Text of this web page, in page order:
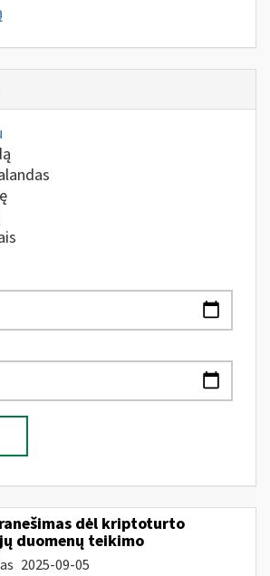
dėl kriptoturto
duomenų teikimo
2025-09-05